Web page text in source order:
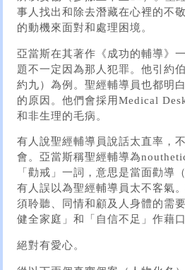
事人找出和除去潛藏在心裡的不
的動機來面對和處理困境。
亞當斯在其著作《成功的輔導》
題不一定因為那人犯罪。他引約
約九）為例。聖經輔導員也都明
的原因。他們會採用Medical
和非生理的毛病。
有人說聖經輔導員說話太直率，
會。亞當斯稱聖經輔導為
「勸戒」一詞，意思是當面勸導
有人誤以為聖經輔導員太不客氣
須聆聽、同情和顧及人身體的需
健全家庭」和「自信不足」作藉
絕對有愛心。